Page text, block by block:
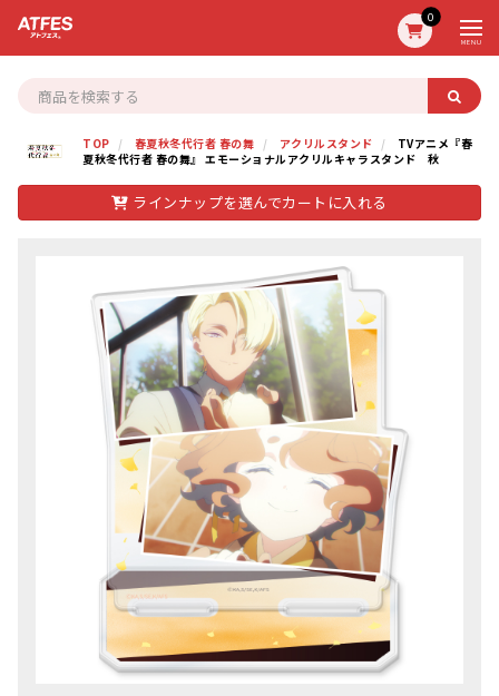
0
MENU
TOP 春夏秋冬代行者 春の舞 アクリルスタンド
TVアニメ『春
夏秋冬代行者 春の舞』 エモーショナルアクリルキャラスタンド 秋
ラインナップを選んでカートに入れる